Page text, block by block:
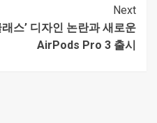
Next
스’ 디자인 논란과 새로운
AirPods Pro 3 출시